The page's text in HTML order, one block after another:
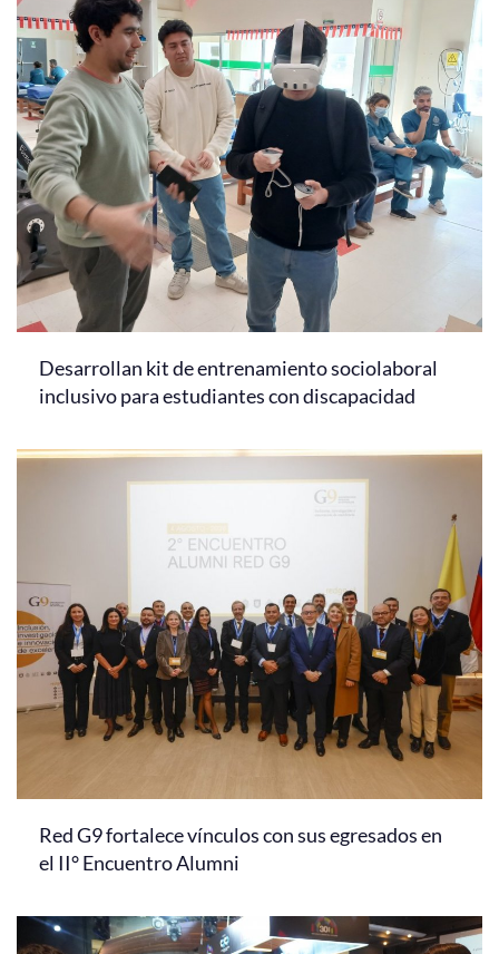
Desarrollan kit de entrenamiento sociolaboral
inclusivo para estudiantes con discapacidad
Red G9 fortalece vínculos con sus egresados en
el II° Encuentro Alumni